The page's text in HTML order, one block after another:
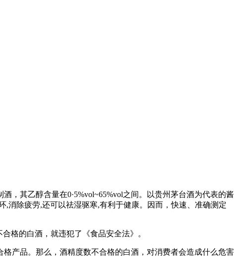
，其乙醇含量在0·5%vol~65%vol之间。以贵州茅台酒为代表的酱
消除疲劳,还可以祛湿驱寒,有利于健康。因而，快速、准确测定
格的白酒，就违犯了《食品安全法》。
产品。那么，酒精度数不合格的白酒，对消费者会造成什么危害